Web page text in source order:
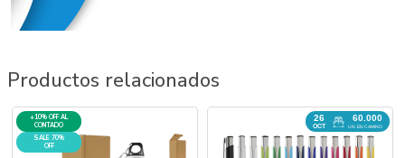
Productos relacionados
+10% OFF AL
CONTADO
SALE 70%
OFF
26
OCT
60.000
UN. EN CAMINO